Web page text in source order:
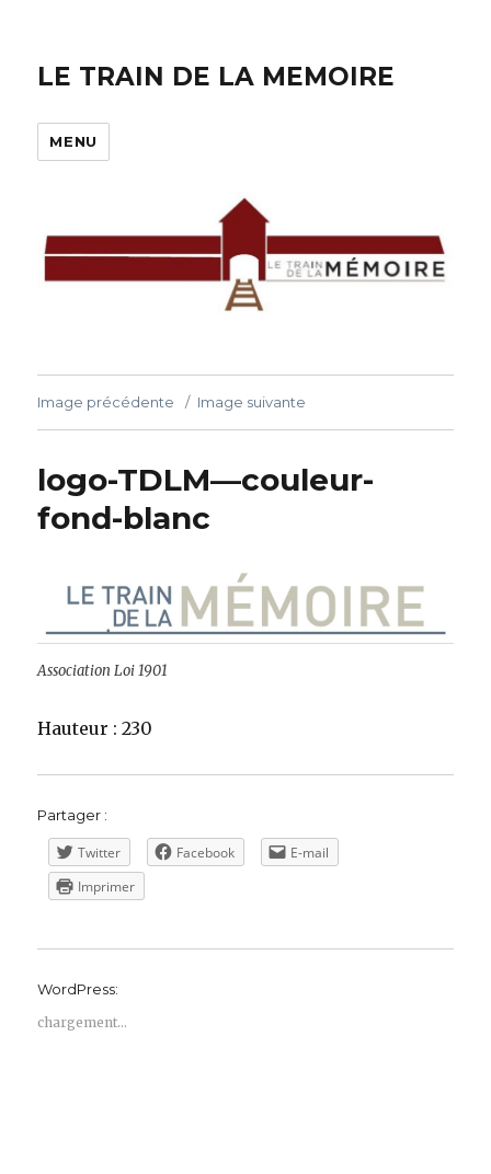
LE TRAIN DE LA MEMOIRE
MENU
Image précédente Image suivante
logo-TDLM—couleur-
fond-blanc
Association Loi 1901
Hauteur : 230
Partager :
Twitter Facebook
E-mail
Imprimer
WordPress:
chargement…